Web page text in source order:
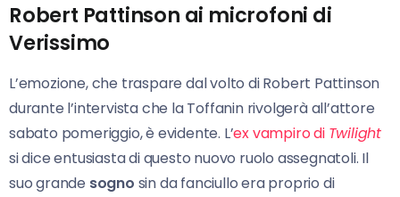
Robert Pattinson ai microfoni di
Verissimo
L’emozione, che traspare dal volto di Robert Pattinson
durante l’intervista che la Toffanin rivolgerà all’attore
sabato pomeriggio, è evidente. L’ex vampiro di Twilight
si dice entusiasta di questo nuovo ruolo assegnatoli. Il
suo grande sogno sin da fanciullo era proprio di